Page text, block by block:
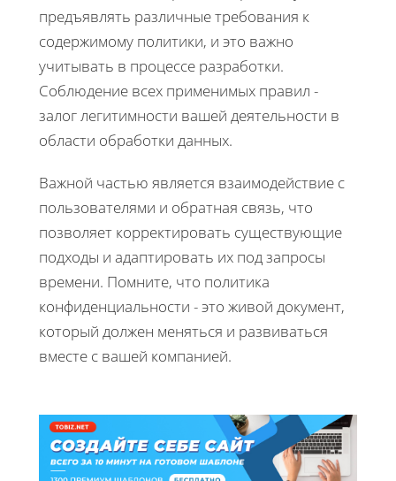
предъявлять различные требования к
содержимому политики, и это важно
учитывать в процессе разработки.
Соблюдение всех применимых правил -
залог легитимности вашей деятельности в
области обработки данных.
Важной частью является взаимодействие с
пользователями и обратная связь, что
позволяет корректировать существующие
подходы и адаптировать их под запросы
времени. Помните, что политика
конфиденциальности - это живой документ,
который должен меняться и развиваться
вместе с вашей компанией.